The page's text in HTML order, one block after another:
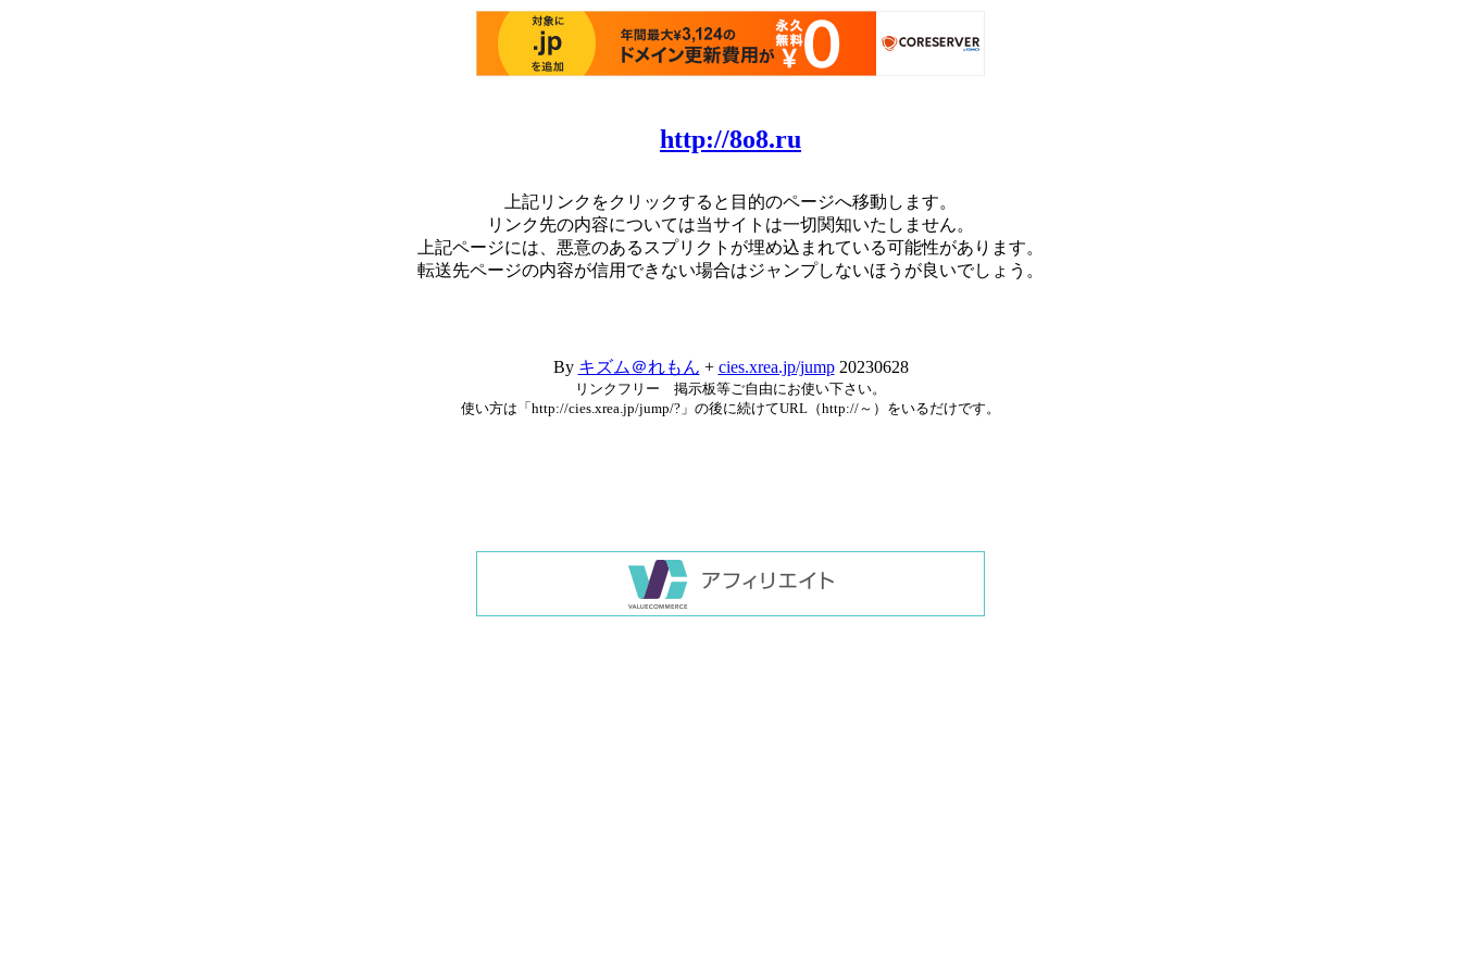
http://8o8.ru
上記リンクをクリックすると目的のページへ移動します。
リンク先の内容については当サイトは一切関知いたしません。
上記ページには、悪意のあるスプリクトが埋め込まれている可能性があります。
転送先ページの内容が信用できない場合はジャンプしないほうが良いでしょう。
By キズム＠れもん + cies.xrea.jp/jump20230628
リンクフリー 掲示板等ご自由にお使い下さい。
使い方は「http://cies.xrea.jp/jump/?」の後に続けてURL（http://～）をいるだけです。